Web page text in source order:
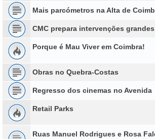
Mais parcómetros na Alta de
CMC prepara intervenções
Porque é Mau Viver em Coimbra!
Obras no Quebra-Costas
Regresso dos cinemas no Avenida
Retail Parks
Ruas Manuel Rodrigues e Rosa